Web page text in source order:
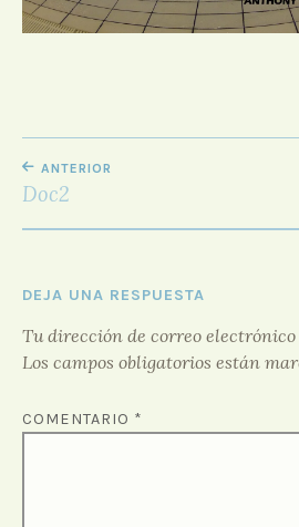
D
O
DE
ANTERIOR
Doc2
DEJA UNA RESPUESTA
Tu dirección de correo
Los campos obligatorios están
COMENTARIO *